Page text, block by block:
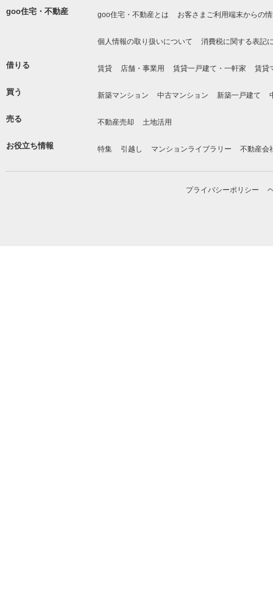
goo住宅・不動産 goo住宅・不動産とは お客さまご利用端末からの
個人情報の取り扱いについて 消費税に関する表記
借りる 賃貸 店舗・事業用 賃貸一戸建て・一軒家 賃貸
買う 新築マンション 中古マンション 新築一戸建て
売る 不動産売却 土地活用
お役立ち情報 特集 引越し マンションライブラリー 不動産会
プライバシーポリシー